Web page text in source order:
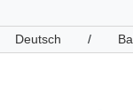
Deutsch /